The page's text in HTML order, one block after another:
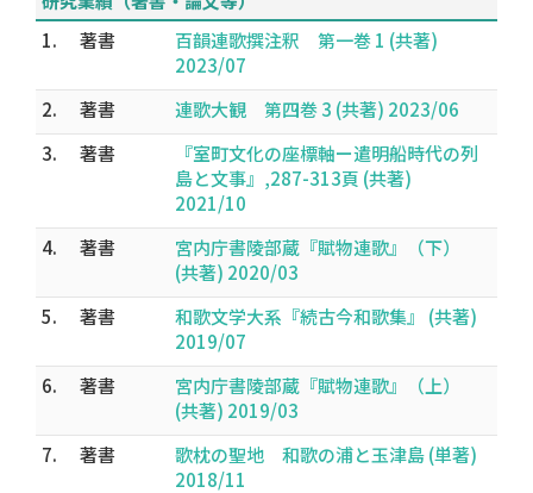
1.
著書
百韻連歌撰注釈 第一巻 1 (共著)
2023/07
2.
著書
連歌大観 第四巻 3 (共著) 2023/06
3.
著書
『室町文化の座標軸ー遣明船時代の列
島と文事』,287-313頁 (共著)
2021/10
4.
著書
宮内庁書陵部蔵『賦物連歌』（下）
(共著) 2020/03
5.
著書
和歌文学大系『続古今和歌集』 (共著)
2019/07
6.
著書
宮内庁書陵部蔵『賦物連歌』（上）
(共著) 2019/03
7.
著書
歌枕の聖地 和歌の浦と玉津島 (単著)
2018/11